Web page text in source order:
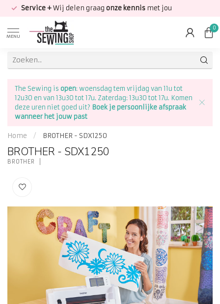
Service +Wij delen graag onze kennis met jou
MENU
0
The Sewing is open: woensdag tem vrijdag van 11u tot
12u30 en van 13u30 tot 17u. Zaterdag: 13u30 tot 17u. Komen
deze uren niet goed uit? Boek je persoonlijke afspraak
wanneer het jouw past
Home / BROTHER - SDX1250
BROTHER - SDX1250
BROTHER